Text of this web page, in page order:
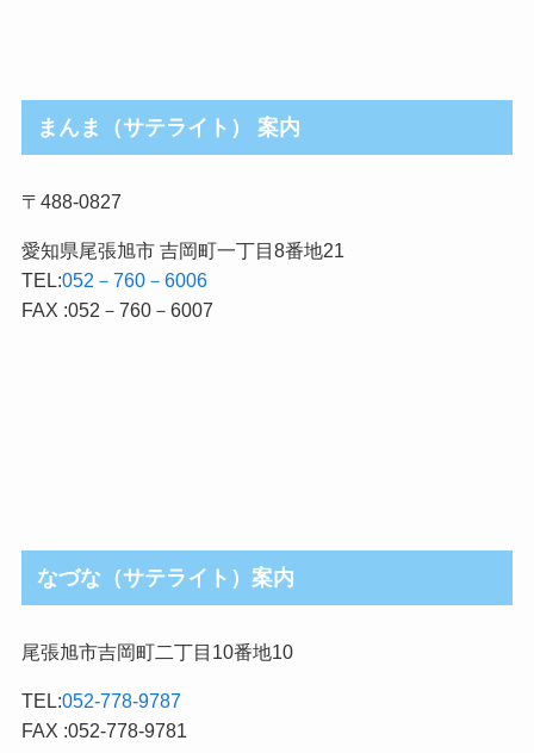
まんま（サテライト） 案内
〒488-0827
愛知県尾張旭市 吉岡町一丁目8番地21
TEL:052－760－6006
FAX :052－760－6007
なづな（サテライト）案内
尾張旭市吉岡町二丁目10番地10
TEL:052-778-9787
FAX :052-778-9781